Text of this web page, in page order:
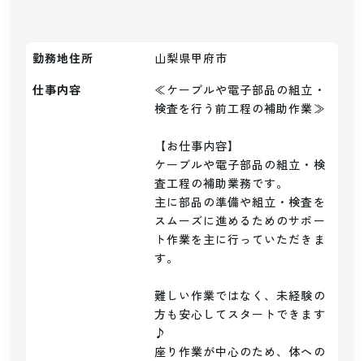
勤務地住所
山梨県甲府市
仕事内容
≪ケーブルや電子部品の組立・
検査を行う前工程の補助作業≫
【お仕事内容】
ケーブルや電子部品の組立・検
査工程の補助業務です。
主に部品の準備や組立・検査を
スムーズに進めるためのサポー
ト作業を主に行っていただきま
す。
難しい作業ではなく、未経験の
方も安心してスタートできます
♪
座り作業が中心のため、体への